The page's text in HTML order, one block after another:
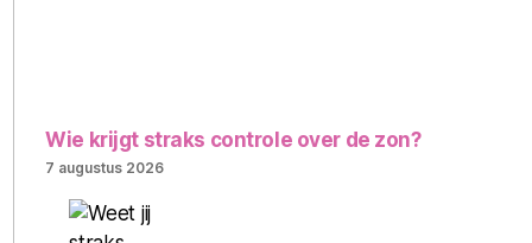
Wie krijgt straks controle over de zon?
7 augustus 2026